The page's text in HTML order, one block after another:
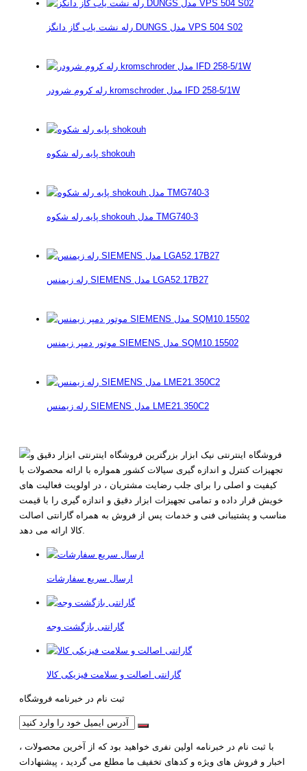
رله نشت یاب گاز دانگز DUNGS مدل VPS 504 S02
رله کروم شرودر kromschroder مدل IFD 258-5/1W
پایه رله شکوه shokouh
پایه رله شکوه shokouh مدل TMG740-3
رله زیمنس SIEMENS مدل LGA52.17B27
موتور دمپر زیمنس SIEMENS مدل SQM10.15502
رله زیمنس SIEMENS مدل LME21.350C2
فروشگاه اینترنتی نیک ابزار بزرگترین فروشگاه اینترنتی ابزار دقیق و
تجهیزات کنترل و اندازه گیری سیالات کشور همواره با ارائه محصولات با
کیفیت و اصلی را برای جلب رضایت مشتریان ، در اولویت فعالیت های
خویش قرار داده و تمامی تجهیزات ابزار دقیق و اندازه گیری را با قیمت
مناسب و پشتیبانی فنی و خدمات پس از فروش به همراه گارانتی اصالت
کالا ارائه می دهد.
ارسال سریع سفارشات
گارانتی بازگشت وجه
گارانتی اصالت و سلامت فیزیکی کالا
ثبت نام در خبرنامه فروشگاه
با ثبت نام در خبرنامه اولین نفری خواهید بود که از آخرین محصولات ،
اخبار و فروش های ویژه و کدهای تخفیف ما مطلع می گردید ، پیشنهادات